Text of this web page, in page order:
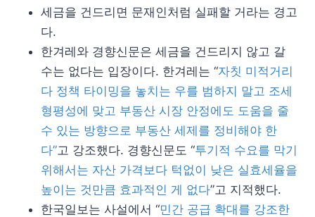
세금을 건드리면 문재인처럼 실패할 거라는 경고
다.
한겨레와 경향신문은 세금을 건드리지 않고 갈
수는 없다는 입장이다. 한겨레는 “자칫 미적거리
다 정책 타이밍을 놓치는 우를 범하지 말고 조세
형평성에 맞고 부동산 시장 안정에도 도움을 줄
수 있는 방향으로 부동산 세제를 정비해야 한
다”고 강조했다. 경향신문도 “투기적 수요를 막기
위해서는 자산 가격보다 턱없이 낮은 실효세율을
높이는 것만큼 효과적인 게 없다”고 지적했다.
한국일보는 사설에서 “민간 공급 확대를 강조한